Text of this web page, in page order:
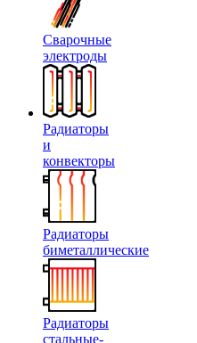
Сварочные
электроды
Радиаторы
и
конвекторы
Радиаторы
биметаллические
Радиаторы
стальные-